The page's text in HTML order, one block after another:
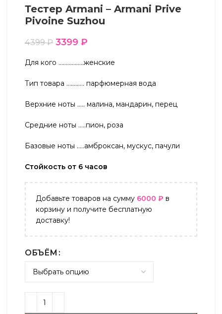
Тестер Armani – Armani Prive
Pivoine Suzhou
4399₽ 3399 ₽
Для кого ……………..женские
Тип товара ………… парфюмерная вода
Верхние ноты ….. малина, мандарин, перец
Средние ноты …..пион, роза
Базовые ноты …..амброксан, мускус, пачули
Стойкость от 6 часов
Добавьте товаров на сумму 6000 ₽ в
корзину и получите бесплатную
доставку!
ОБЪЁМ